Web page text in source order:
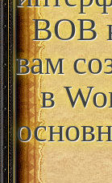
ВОВ
вам
в